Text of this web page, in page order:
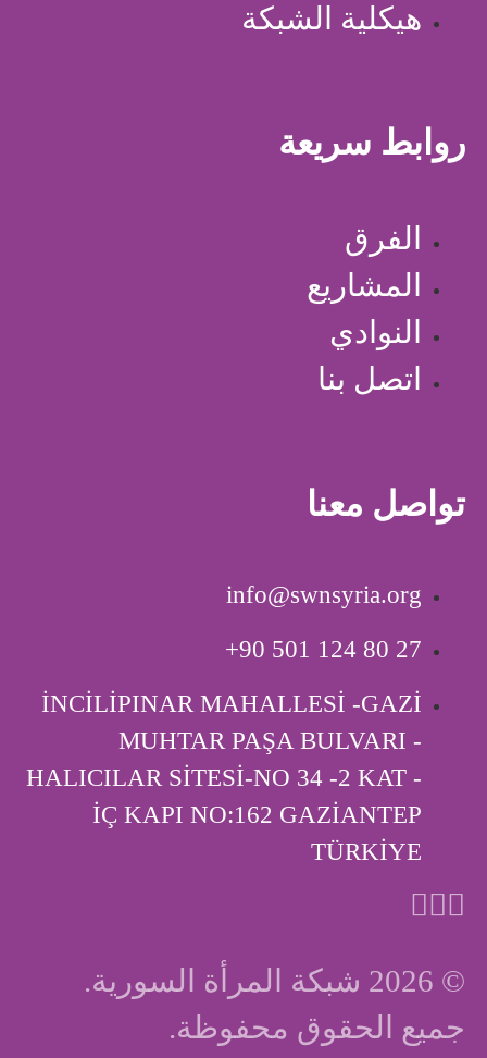
هيكلية الشبكة
روابط سريعة
الفرق
المشاريع
النوادي
اتصل بنا
تواصل معنا
info@swnsyria.org
‎+90 501 124 80 27
İNCİLİPINAR MAHALLESİ -GAZİ
MUHTAR PAŞA BULVARI -
HALICILAR SİTESİ-NO 34 -2 KAT -
İÇ KAPI ‎NO:162 GAZİANTEP
TÜRKİYE
© 2026 شبكة المرأة السورية.
جميع الحقوق محفوظة.